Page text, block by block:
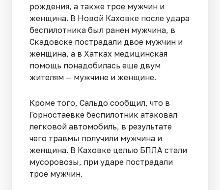
рождения, а также трое мужчин и
женщина. В Новой Каховке после удара
беспилотника был ранен мужчина, в
Скадовске пострадали двое мужчин и
женщина, а в Хатках медицинская
помощь понадобилась еще двум
жителям — мужчине и женщине.
Кроме того, Сальдо сообщил, что в
Горностаевке беспилотник атаковал
легковой автомобиль, в результате
чего травмы получили мужчина и
женщина. В Каховке целью БПЛА стали
мусоровозы, при ударе пострадали
трое мужчин.